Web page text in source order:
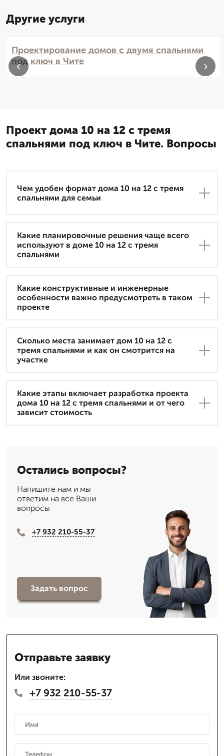
Другие услуги
Проектирование домов с двумя спальнями
под ключ в Чите
‹ ›
Проект дома 10 на 12 с тремя
спальнями под ключ в Чите. Вопросы
Чем удобен формат дома 10 на 12 с тремя
спальнями для семьи
Какие планировочные решения чаще всего
используют в доме 10 на 12 с тремя
спальнями
Какие конструктивные и инженерные
особенности важно предусмотреть в таком
проекте
Сколько места занимает дом 10 на 12 с
тремя спальнями и как он смотрится на
участке
Какие этапы включает разработка проекта
дома 10 на 12 с тремя спальнями и от чего
зависит стоимость
Остались вопросы?
Напишите нам и мы
ответим на все Ваши
вопросы
+7 932 210-55-37
Задать вопрос
Отправьте заявку
Или звоните:
+7 932 210-55-37